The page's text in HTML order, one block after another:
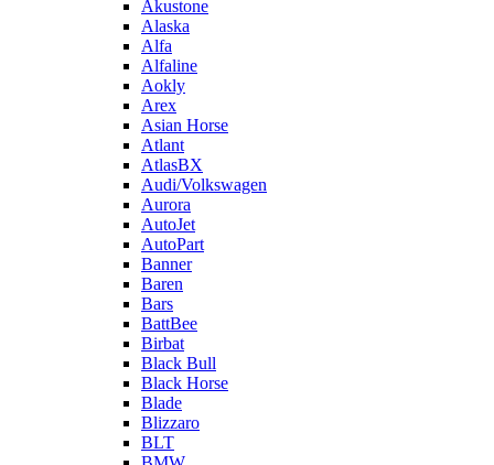
Akustone
Alaska
Alfa
Alfaline
Aokly
Arex
Asian Horse
Atlant
AtlasBX
Audi/Volkswagen
Aurora
AutoJet
AutoPart
Banner
Baren
Bars
BattBee
Birbat
Black Bull
Black Horse
Blade
Blizzaro
BLT